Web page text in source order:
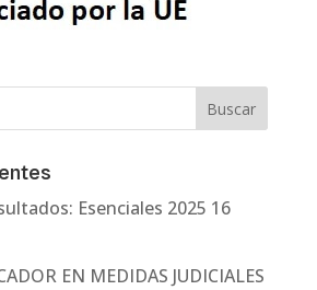
Esenciales 2025 16
EN MEDIDAS JUDICIALES